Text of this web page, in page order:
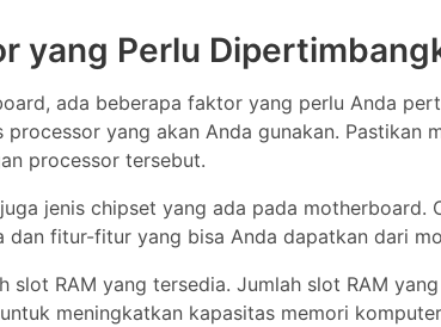
yang Perlu
ada beberapa faktor yang perlu Anda
processor yang akan Anda gunakan. Pastikan
processor tersebut.
jenis chipset yang ada pada motherboard.
dan fitur-fitur yang bisa Anda dapatkan dari
slot RAM yang tersedia. Jumlah slot RAM
meningkatkan kapasitas memori